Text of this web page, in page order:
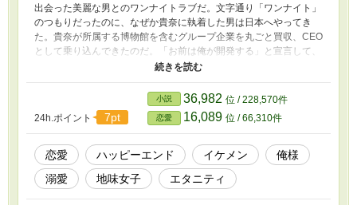
出会った美麗な男とのワンナイトラブだ。文字通り「ワンナイト」
のつもりだったのに、なぜか貴奈に執着した男は日本へやってき
た。貴奈が所属する博物館を含むグループ企業を丸ごと買収、CEO
として乗り込んできたのだ。「お前は俺が開発する」と宣言して、
貴奈を学芸員兼秘書として側に置くという。彼氏いない歴＝年齢、
執着に翻弄され、やがて体が応えるように……
24h.ポイント 7pt
小説 36,982 位 / 228,570件
恋愛 16,089 位 / 66,310件
恋愛 ハッピーエンド イケメン
俺様
溺愛
地味女子 エタニティ